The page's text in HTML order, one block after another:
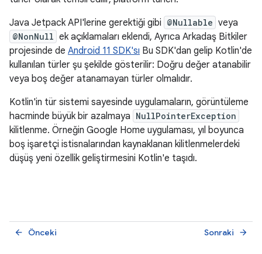
Java Jetpack API'lerine gerektiği gibi @Nullable veya
@NonNull ek açıklamaları eklendi, Ayrıca Arkadaş Bitkiler
projesinde de Android 11 SDK'sı Bu SDK'dan gelip Kotlin'de
kullanılan türler şu şekilde gösterilir: Doğru değer atanabilir
veya boş değer atanamayan türler olmalıdır.
Kotlin'in tür sistemi sayesinde uygulamaların, görüntüleme
hacminde büyük bir azalmaya NullPointerException
kilitlenme. Örneğin Google Home uygulaması, yıl boyunca
boş işaretçi istisnalarından kaynaklanan kilitlenmelerdeki
düşüş yeni özellik geliştirmesini Kotlin'e taşıdı.
Önceki
arrow_back Sonraki arrow_forward